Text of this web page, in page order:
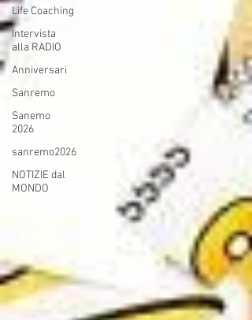
Life Coaching
Intervista
alla RADIO
Anniversari
Sanremo
Sanemo
2026
sanremo2026
NOTIZIE dal
MONDO